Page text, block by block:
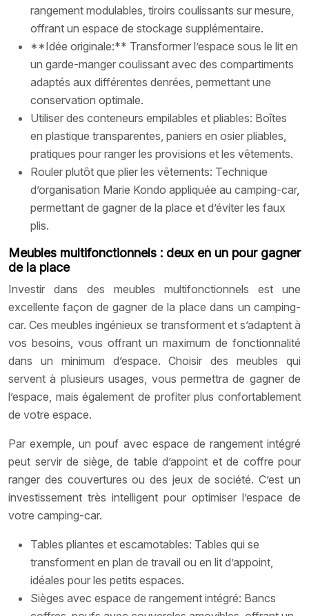
rangement modulables, tiroirs coulissants sur mesure,
offrant un espace de stockage supplémentaire.
**Idée originale:** Transformer l’espace sous le lit en
un garde-manger coulissant avec des compartiments
adaptés aux différentes denrées, permettant une
conservation optimale.
Utiliser des conteneurs empilables et pliables: Boîtes
en plastique transparentes, paniers en osier pliables,
pratiques pour ranger les provisions et les vêtements.
Rouler plutôt que plier les vêtements: Technique
d’organisation Marie Kondo appliquée au camping-car,
permettant de gagner de la place et d’éviter les faux
plis.
Meubles multifonctionnels : deux en un pour gagner
de la place
Investir dans des meubles multifonctionnels est une
excellente façon de gagner de la place dans un camping-
car. Ces meubles ingénieux se transforment et s’adaptent à
vos besoins, vous offrant un maximum de fonctionnalité
dans un minimum d’espace. Choisir des meubles qui
servent à plusieurs usages, vous permettra de gagner de
l’espace, mais également de profiter plus confortablement
de votre espace.
Par exemple, un pouf avec espace de rangement intégré
peut servir de siège, de table d’appoint et de coffre pour
ranger des couvertures ou des jeux de société. C’est un
investissement très intelligent pour optimiser l’espace de
votre camping-car.
Tables pliantes et escamotables: Tables qui se
transforment en plan de travail ou en lit d’appoint,
idéales pour les petits espaces.
Sièges avec espace de rangement intégré: Bancs